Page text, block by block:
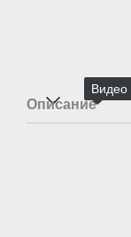
Видео
Описание